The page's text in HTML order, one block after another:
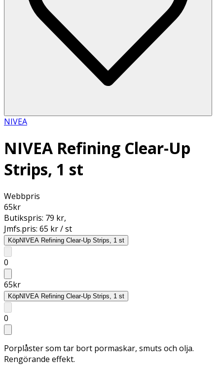
NIVEA
NIVEA Refining Clear-Up
Strips, 1 st
Webbpris
65kr
Butikspris: 79 kr,
Jmfs.pris: 65 kr / st
KöpNIVEA Refining Clear-Up Strips, 1 st
0
65kr
KöpNIVEA Refining Clear-Up Strips, 1 st
0
Porplåster som tar bort pormaskar, smuts och olja.
Rengörande effekt.